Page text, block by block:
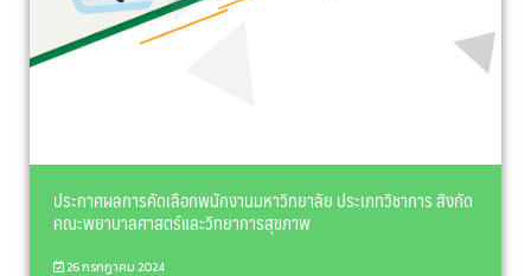
ประกาศผลการคัดเลือกพนักงานมหาวิทยาลัย ประเภทวิชาการ สังกัด
คณะพยาบาลศาสตร์และวิทยาการสุขภาพ
26 กรกฎาคม 2024